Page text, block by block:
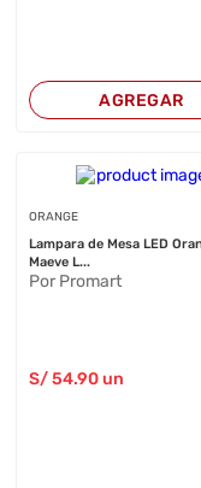
AGREGAR
ORANGE
Lampara de Mesa LED
Maeve L...
Por Promart
S/54.90 un